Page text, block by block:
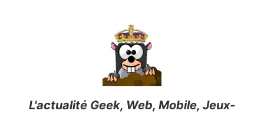
L'actualité Geek, Web, Mobile, Jeux-